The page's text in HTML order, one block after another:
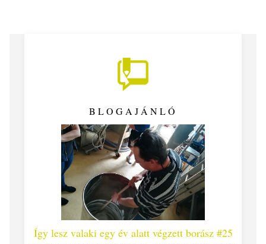
BLOGAJÁNLÓ
Így lesz valaki egy év alatt végzett borász #25